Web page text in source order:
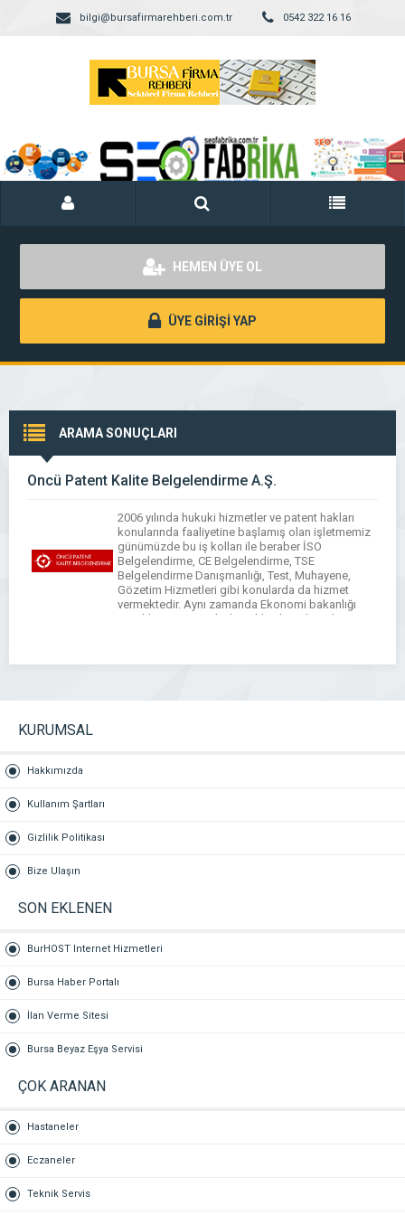
bilgi@bursafirmarehberi.com.tr 0542 322 16 16
HEMEN ÜYE OL
ÜYE GİRİŞİ YAP
ARAMA SONUÇLARI
Öncü Patent Kalite Belgelendirme A.Ş.
2006 yılında hukuki hizmetler ve patent hakları
konularında faaliyetine başlamış olan işletmemiz
günümüzde bu iş kolları ile beraber İSO
Belgelendirme, CE Belgelendirme, TSE
Belgelendirme Danışmanlığı, Test, Muhayene,
Gözetim Hizmetleri gibi konularda da hizmet
vermektedir. Aynı zamanda Ekonomi bakanlığı
teşvikleri ve Kosgeb destekleri konularında
KURUMSAL
Hakkımızda
Kullanım Şartları
Gizlilik Politikası
Bize Ulaşın
SON EKLENEN
BurHOST Internet Hizmetleri
Bursa Haber Portalı
İlan Verme Sitesi
Bursa Beyaz Eşya Servisi
ÇOK ARANAN
Hastaneler
Eczaneler
Teknik Servis